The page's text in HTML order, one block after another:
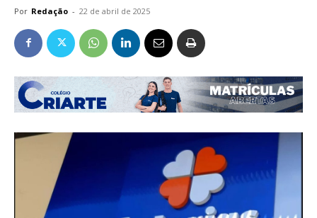
Por Redação - 22 de abril de 2025